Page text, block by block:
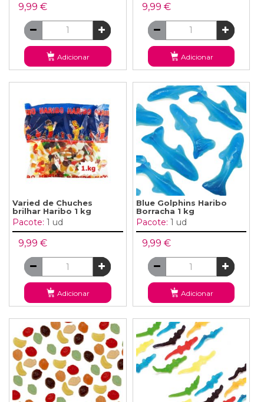
9,99 €
Adicionar
9,99 €
Adicionar
Varied de Chuches
brilhar Haribo 1 kg
Pacote: 1 ud
9,99 €
Adicionar
Blue Golphins Haribo
Borracha 1 kg
Pacote: 1 ud
9,99 €
Adicionar